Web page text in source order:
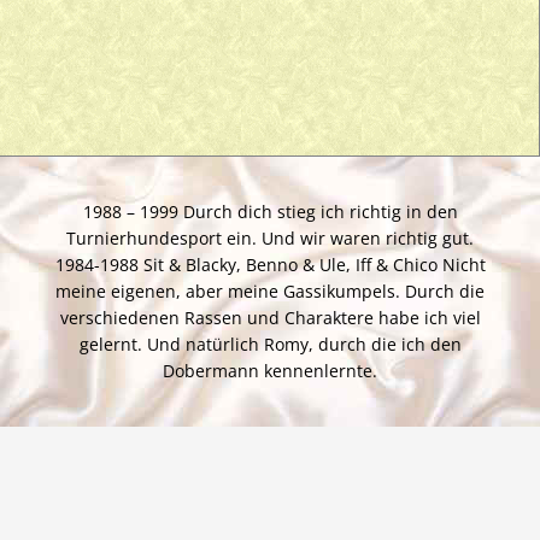
1988 – 1999 Durch dich stieg ich richtig in den
Turnierhundesport ein. Und wir waren richtig gut.
1984-1988 Sit & Blacky, Benno & Ule, Iff & Chico Nicht
meine eigenen, aber meine Gassikumpels. Durch die
verschiedenen Rassen und Charaktere habe ich viel
gelernt. Und natürlich Romy, durch die ich den
Dobermann kennenlernte.